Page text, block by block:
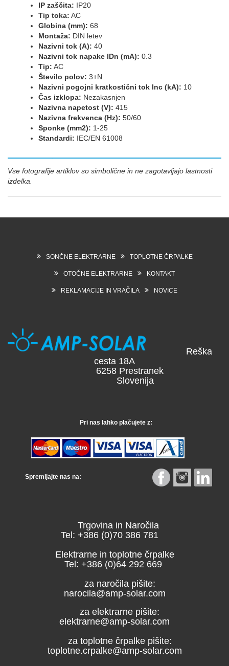
IP zaščita: IP20
Tip toka: AC
Globina (mm): 68
Montaža: DIN letev
Nazivni tok (A): 40
Nazivni tok napake IDn (mA): 0.3
Tip: AC
Število polov: 3+N
Nazivni pogojni kratkostični tok Inc (kA): 10
Čas izklopa: Nezakasnjen
Nazivna napetost (V): 415
Nazivna frekvenca (Hz): 50/60
Sponke (mm2): 1-25
Standardi: IEC/EN 61008
Vse fotografije artiklov so simbolične in ne zagotavljajo lastnosti
izdelka.
SONČNE ELEKTRARNE TOPLOTNE ČRPALKE
OTOČNE ELEKTRARNE KONTAKT
REKLAMACIJE IN VRAČILA NOVICE
Reška
cesta 18A
6258 Prestranek
Slovenija
Pri nas lahko plačujete z:
Spremljajte nas na:
Trgovina in Naročila
Tel: +386 (0)70 386 781
Elektrarne in toplotne črpalke
Tel: +386 (0)64 292 669
za naročila pišite:
narocila@amp-solar.com
za elektrarne pišite:
elektrarne@amp-solar.com
za toplotne črpalke pišite:
toplotne.crpalke@amp-solar.com